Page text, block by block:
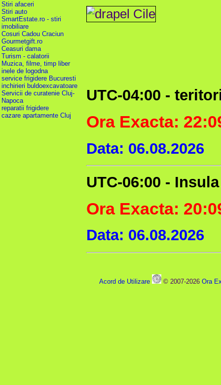
Stiri afaceri
Stiri auto
SmartEstate.ro - stiri
imobiliare
Cosuri Cadou Craciun
Gourmetgift.ro
Ceasuri dama
Turism - calatorii
Muzica, filme, timp liber
inele de logodna
service frigidere Bucuresti
inchirieri buldoexcavatoare
Servicii de curatenie Cluj-
Napoca
reparatii frigidere
cazare apartamente Cluj
UTC-04:00 -
Ora Exacta:
Data: 06.08.2026
UTC-06:00 -
Ora Exacta:
Data: 06.08.2026
Acord de Utilizare © 2007-2026 Ora